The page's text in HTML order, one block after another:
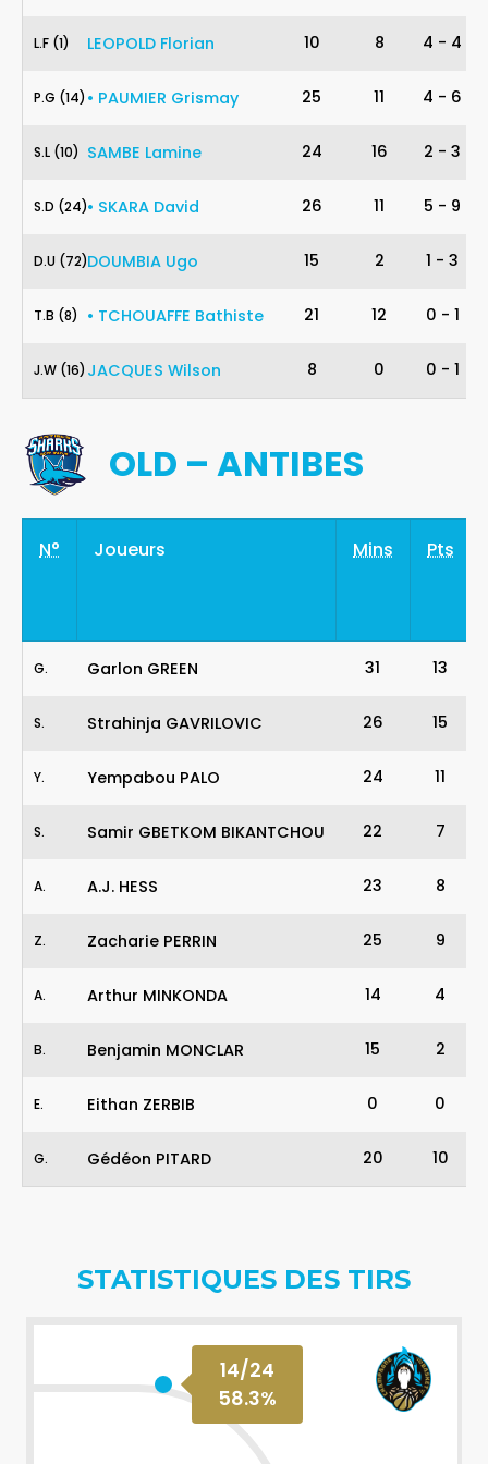
1 LEOPOLD Florian
L.F (1) 10 8 4 - 4
14 • PAUMIER Grismay
P.G (14) 25 11 4 - 6
10 SAMBE Lamine
S.L (10) 24 16 2 - 3
24 • SKARA David
S.D (24) 26 11 5 - 9
72 DOUMBIA Ugo
D.U (72) 15 2 1 - 3
8 • TCHOUAFFE Bathiste
T.B (8) 21 12 0 - 1
16 JACQUES Wilson
J.W (16) 8 0 0 - 1
OLD – ANTIBES
N° Joueurs Mins Pts
Garlon GREEN
G. 31 13
Strahinja GAVRILOVIC
S. 26 15
Yempabou PALO
Y. 24 11
Samir GBETKOM BIKANTCHOU
S. 22 7
A.J. HESS
A. 23 8
Zacharie PERRIN
Z. 25 9
Arthur MINKONDA
A. 14 4
Benjamin MONCLAR
B. 15 2
Eithan ZERBIB
E. 0 0
Gédéon PITARD
G. 20 10
STATISTIQUES DES TIRS
14/24
58.3%